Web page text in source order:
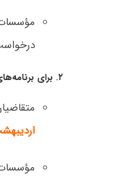
۲. برای برنامه‌های شروع در سپتامبر: